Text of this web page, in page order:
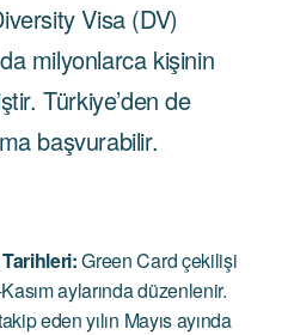
Visa (DV)
milyonlarca kişinin
Türkiye’den de
başvurabilir.
Green Card çekilişi
aylarında düzenlenir.
eden yılın Mayıs ayında